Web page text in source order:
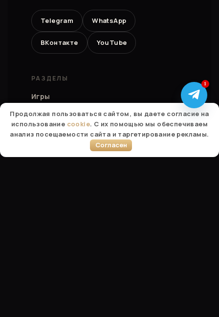
Telegram WhatsApp
ВКонтакте YouTube
РАЗДЕЛЫ
Игры
Обучение
Под ключ
О студии
Отзывы
Продолжая пользоваться сайтом, вы даете согласие на
использование cookie. С их помощью мы обеспечиваем
анализ посещаемости сайта и таргетирование рекламы.
Согласен
1